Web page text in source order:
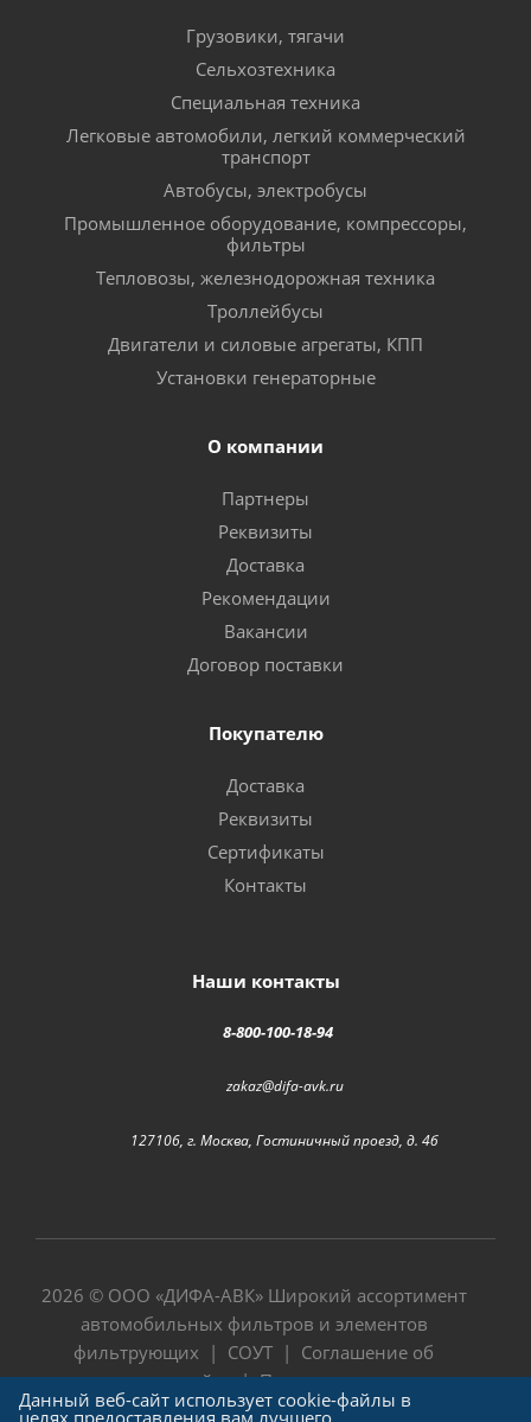
Грузовики, тягачи
Сельхозтехника
Специальная техника
Легковые автомобили, легкий коммерческий
транспорт
Автобусы, электробусы
Промышленное оборудование, компрессоры,
фильтры
Тепловозы, железнодорожная техника
Троллейбусы
Двигатели и силовые агрегаты, КПП
Установки генераторные
О компании
Партнеры
Реквизиты
Доставка
Рекомендации
Вакансии
Договор поставки
Покупателю
Доставка
Реквизиты
Сертификаты
Контакты
Наши контакты
8-800-100-18-94
zakaz@difa-avk.ru
127106, г. Москва, Гостиничный проезд, д. 4б
2026 © ООО «ДИФА-АВК» Широкий ассортимент
автомобильных фильтров и элементов
фильтрующих | СОУТ | Соглашение об
использовании сайта|Политика в отношении
обработки персональных данных
Данный веб-сайт использует cookie-файлы в
целях предоставления вам лучшего